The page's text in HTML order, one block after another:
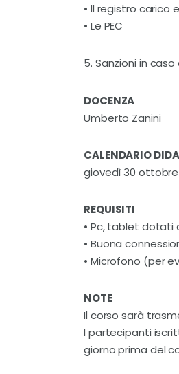
• Il registro carico
• Le PEC
5. Sanzioni in caso
DOCENZA
Umberto Zanini
CALENDARIO
giovedì 30 ottobre
REQUISITI
• Pc, tablet dotati
• Buona
• Microfono (per
NOTE
Il corso sarà
I partecipanti
giorno prima del